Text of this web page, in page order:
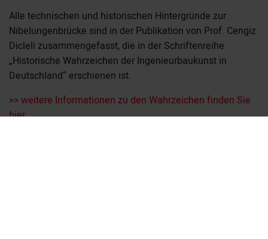
Alle technischen und historischen Hintergründe zur
Nibelungenbrücke sind in der Publikation von Prof. Cengiz
Dicleli zusammengefasst, die in der Schriftenreihe
„Historische Wahrzeichen der Ingenieurbaukunst in
Deutschland“ erschienen ist.
>> weitere Informationen zu den Wahrzeichen finden Sie
hier